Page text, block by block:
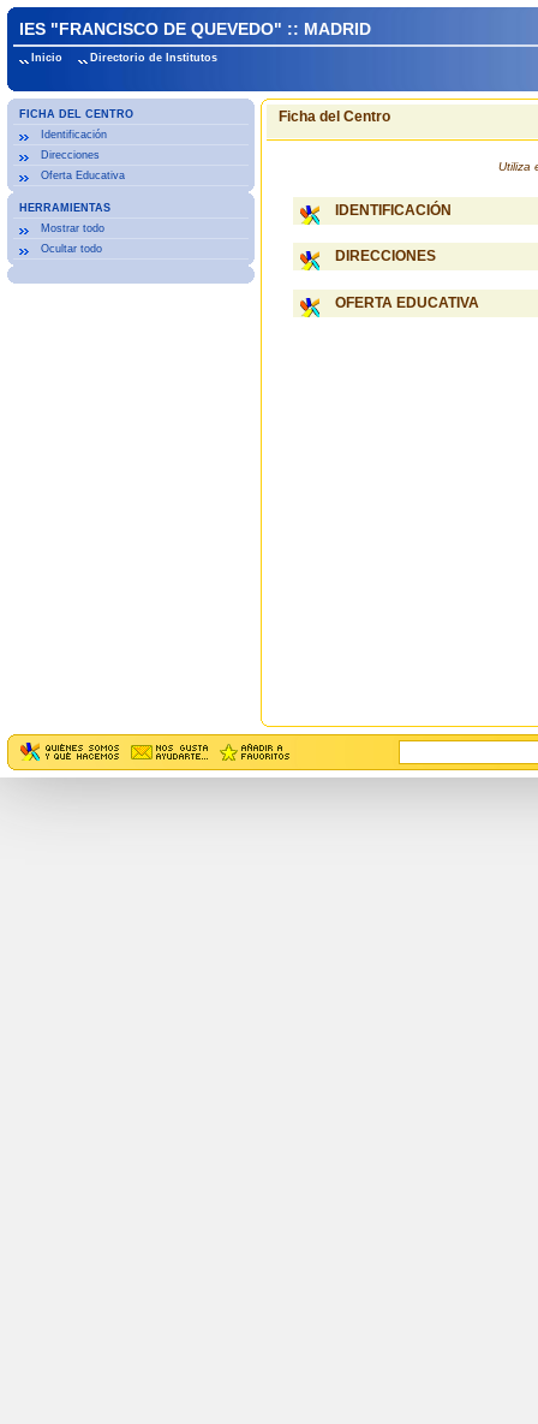
IES "FRANCISCO DE QUEVEDO" :: MADRID
Inicio Directorio de Institutos
FICHA DEL CENTRO
Identificación
Direcciones
Oferta Educativa
HERRAMIENTAS
Mostrar todo
Ocultar todo
Ficha del Centro
Utiliza
IDENTIFICACIÓN
DIRECCIONES
OFERTA EDUCATIVA